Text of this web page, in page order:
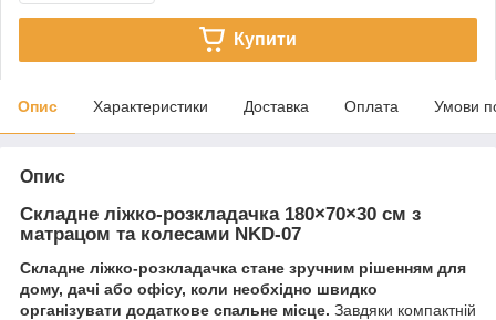
Купити
Опис Характеристики Доставка Оплата Умови
Опис
Складне ліжко-розкладачка 180×70×30 см з
матрацом та колесами NKD-07
Складне ліжко-розкладачка стане зручним рішенням для
дому, дачі або офісу, коли необхідно швидко
організувати додаткове спальне місце. Завдяки компактній